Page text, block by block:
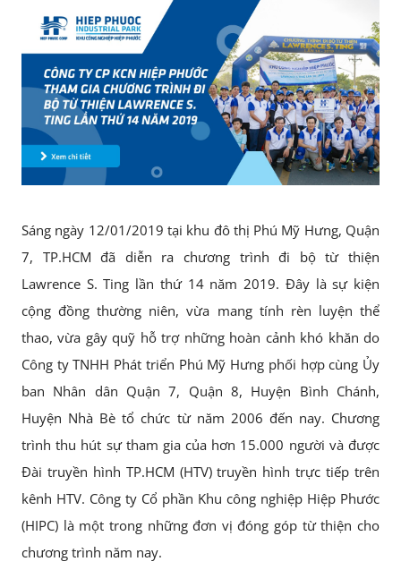
Sáng ngày 12/01/2019 tại khu đô thị Phú Mỹ Hưng, Quận
7, TP.HCM đã diễn ra chương trình đi bộ từ thiện
Lawrence S. Ting lần thứ 14 năm 2019. Đây là sự kiện
cộng đồng thường niên, vừa mang tính rèn luyện thể
thao, vừa gây quỹ hỗ trợ những hoàn cảnh khó khăn do
Công ty TNHH Phát triển Phú Mỹ Hưng phối hợp cùng Ủy
ban Nhân dân Quận 7, Quận 8, Huyện Bình Chánh,
Huyện Nhà Bè tổ chức từ năm 2006 đến nay. Chương
trình thu hút sự tham gia của hơn 15.000 người và được
Đài truyền hình TP.HCM (HTV) truyền hình trực tiếp trên
kênh HTV. Công ty Cổ phần Khu công nghiệp Hiệp Phước
(HIPC) là một trong những đơn vị đóng góp từ thiện cho
chương trình năm nay.